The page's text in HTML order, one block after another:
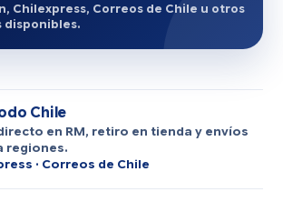
Chilexpress, Correos de Chile u otros
disponibles.
Chile
en RM, retiro en tienda y envíos
regiones.
· Correos de Chile